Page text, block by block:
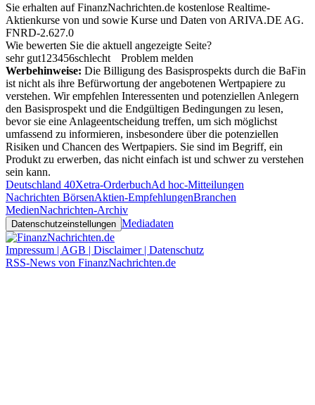
Sie erhalten auf FinanzNachrichten.de kostenlose Realtime-
Aktienkurse von und sowie Kurse und Daten von ARIVA.DE AG.
FNRD-2.627.0
Wie bewerten Sie die aktuell angezeigte Seite?
sehr gut1 23456schlecht
Problem melden
Werbehinweise: Die Billigung des Basisprospekts durch die BaFin
ist nicht als ihre Befürwortung der angebotenen Wertpapiere zu
verstehen. Wir empfehlen Interessenten und potenziellen Anlegern
den Basisprospekt und die Endgültigen Bedingungen zu lesen,
bevor sie eine Anlageentscheidung treffen, um sich möglichst
umfassend zu informieren, insbesondere über die potenziellen
Risiken und Chancen des Wertpapiers. Sie sind im Begriff, ein
Produkt zu erwerben, das nicht einfach ist und schwer zu verstehen
sein kann.
Deutschland 40Xetra-OrderbuchAd hoc-Mitteilungen
Nachrichten BörsenAktien-EmpfehlungenBranchen
MedienNachrichten-Archiv
Datenschutzeinstellungen Mediadaten
Impressum | AGB | Disclaimer | Datenschutz
RSS-News von FinanzNachrichten.de